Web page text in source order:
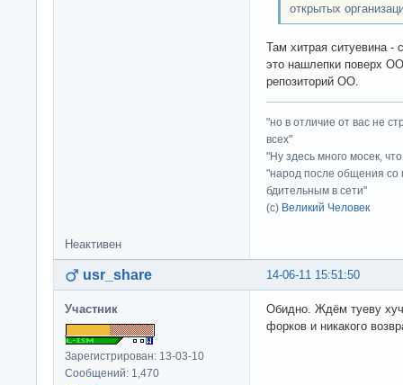
открытых
Там хитрая ситуевина -
это нашлепки поверх
репозиторий ОО.
"но в отличие от вас не
всех"
"Ну здесь много мосек,
"народ после общения со
бдительным в сети"
(с) Великий Человек
Неактивен
14-06-11 15:51:50
usr_share
Участник
Зарегистрирован: 13-03-10
Сообщений: 1,470
Обидно. Ждём туеву
форков и никакого